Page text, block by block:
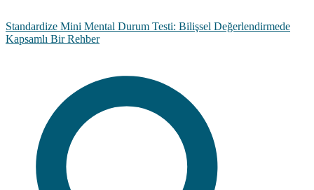
Standardize Mini Mental Durum Testi: Bilişsel Değerlendirmede
Kapsamlı Bir Rehber